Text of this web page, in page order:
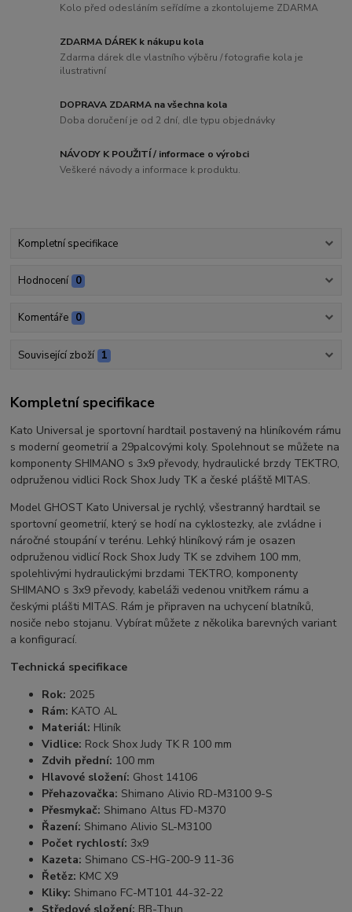
Kolo před odesláním seřídíme a zkontolujeme ZDARMA
ZDARMA DÁREK k nákupu kola
Zdarma dárek dle vlastního výběru / fotografie kola je
ilustrativní
DOPRAVA ZDARMA na všechna kola
Doba doručení je od 2 dní, dle typu objednávky
NÁVODY K POUŽITÍ / informace o výrobci
Veškeré návody a informace k produktu.
Kompletní specifikace
Hodnocení 0
Komentáře 0
Související zboží 1
Kompletní specifikace
Kato Universal je sportovní hardtail postavený na hliníkovém rámu
s moderní geometrií a 29palcovými koly. Spolehnout se můžete na
komponenty SHIMANO s 3x9 převody, hydraulické brzdy TEKTRO,
odpruženou vidlici Rock Shox Judy TK a české pláště MITAS.
Model GHOST Kato Universal je rychlý, všestranný hardtail se
sportovní geometrií, který se hodí na cyklostezky, ale zvládne i
náročné stoupání v terénu. Lehký hliníkový rám je osazen
odpruženou vidlicí Rock Shox Judy TK se zdvihem 100 mm,
spolehlivými hydraulickými brzdami TEKTRO, komponenty
SHIMANO s 3x9 převody, kabeláži vedenou vnitřkem rámu a
českými plášti MITAS. Rám je připraven na uchycení blatníků,
nosiče nebo stojanu. Vybírat můžete z několika barevných variant
a konfigurací.
Technická specifikace
Rok: 2025
Rám: KATO AL
Materiál: Hliník
Vidlice: Rock Shox Judy TK R 100 mm
Zdvih přední: 100 mm
Hlavové složení: Ghost 14106
Přehazovačka: Shimano Alivio RD-M3100 9-S
Přesmykač: Shimano Altus FD-M370
Řazení: Shimano Alivio SL-M3100
Počet rychlostí:3x9
Kazeta: Shimano CS-HG-200-9 11-36
Řetěz: KMC X9
Kliky: Shimano FC-MT101 44-32-22